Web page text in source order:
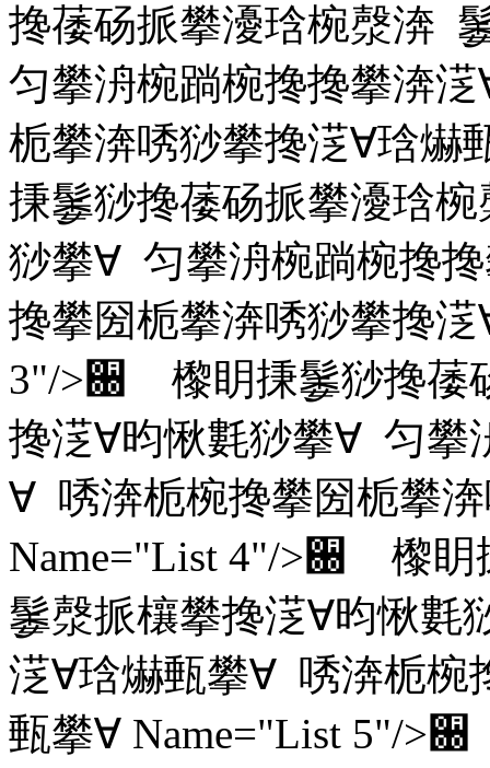
搀䔀砀挀攀瀀琀椀漀渀
匀攀洀椀䠀椀搀搀攀渀
栀攀渀唀猀攀搀㴀∀琀
㨀䰀猀搀䔀砀挀攀瀀琀
猀攀∀ 匀攀洀椀䠀椀搀
搀攀圀栀攀渀唀猀攀搀
3"/>਀ 㰀眀㨀䰀猀搀䔀
搀㴀∀昀愀氀猀攀∀ 匀攀
∀ 唀渀栀椀搀攀圀栀攀
Name="List 4"/>਀ 㰀眀
䰀漀挀欀攀搀㴀∀昀愀氀
㴀∀琀爀甀攀∀ 唀渀栀椀
甀攀∀ Name="List 5"/